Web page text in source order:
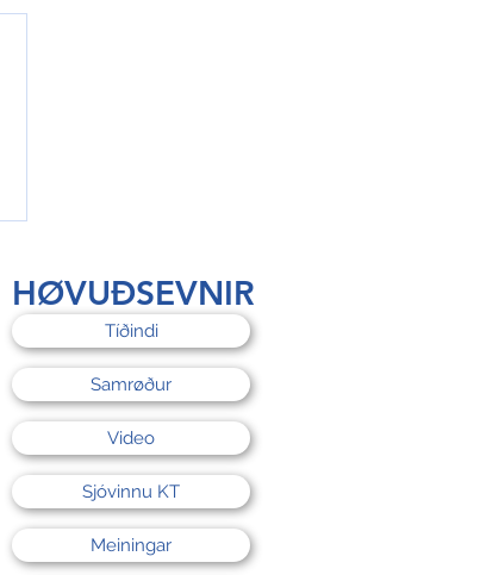
HØVUÐSEVNIR
Tíðindi
Samrøður
Video
Sjóvinnu KT
Meiningar